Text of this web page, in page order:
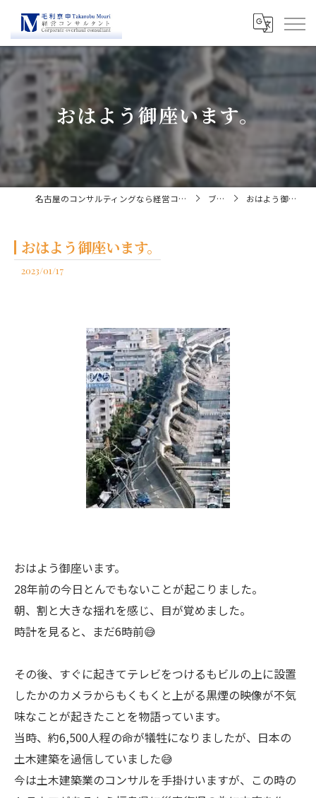
おはよう御座います。
名古屋のコンサルティングなら経営コンサルタント毛利京申 ブログ おはよう御座います。
おはよう御座います。
2023/01/17
おはよう御座います。
28年前の今日とんでもないことが起こりました。
朝、割と大きな揺れを感じ、目が覚めました。
時計を見ると、まだ6時前😅
その後、すぐに起きてテレビをつけるもビルの上に設置
したかのカメラからもくもくと上がる黒煙の映像が不気
味なことが起きたことを物語っています。
当時、約6,500人程の命が犠牲になりましたが、日本の
土木建築を過信していました😅
今は土木建築業のコンサルを手掛けいますが、この時の